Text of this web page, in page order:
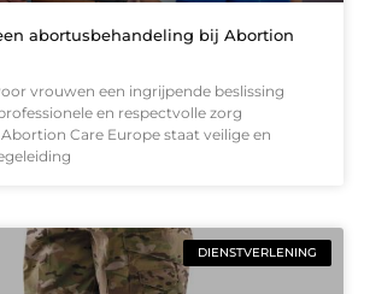
abortusbehandeling bij Abortion
vrouwen een ingrijpende beslissing
en respectvolle zorg
Abortion Care Europe staat veilige en
DIENSTVERLENING